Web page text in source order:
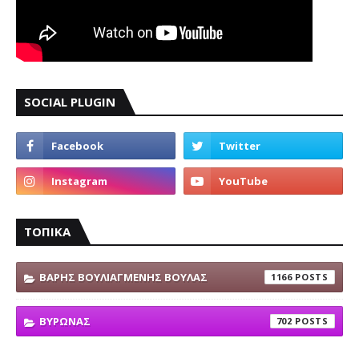
SOCIAL PLUGIN
ΤΟΠΙΚΑ
ΒΑΡΗΣ ΒΟΥΛΙΑΓΜΕΝΗΣ ΒΟΥΛΑΣ 1166
ΒΥΡΩΝΑΣ 702